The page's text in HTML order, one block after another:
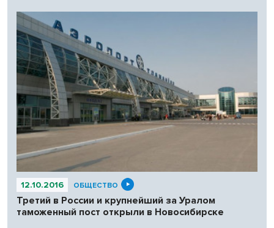
12.10.2016 ОБЩЕСТВО
Третий в России и крупнейший за Уралом
таможенный пост открыли в Новосибирске